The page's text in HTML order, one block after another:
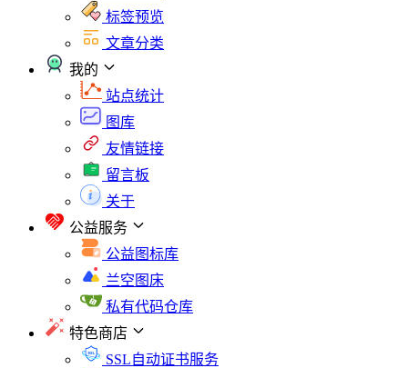
标签预览
文章分类
我的
站点统计
图库
友情链接
留言板
关于
公益服务
公益图标库
兰空图床
私有代码仓库
特色商店
SSL自动证书服务